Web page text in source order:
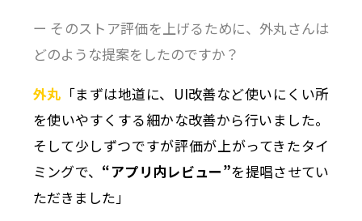
ー そのストア評価を上げるために、外丸さんは
どのような提案をしたのですか？
外丸 「まずは地道に、UI改善など使いにくい所
を使いやすくする細かな改善から行いました。
そして少しずつですが評価が上がってきたタイ
ミングで、 “アプリ内レビュー”を提唱させてい
ただきました」